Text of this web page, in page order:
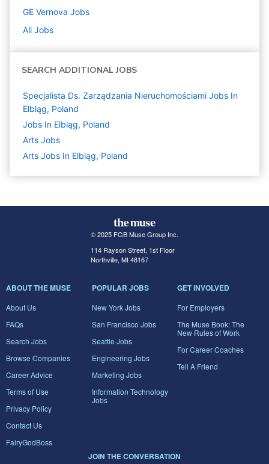
GE Vernova Jobs
All Jobs
SEARCH ADDITIONAL JOBS
Specjalista Ds. Zarządzania Nieruchomościami Jobs In
Elbląg, Poland
Jobs In Elbląg, Poland
Arts Jobs
Arts Jobs In Elbląg, Poland
© 2025 FGB Muse Group Inc.
114 Rayson Street, 1st Floor
Northville, MI 48167
ABOUT THE MUSE
About Us
FAQs
Search Jobs
Browse Companies
Career Advice
Terms of Use
Privacy Policy
Contact Us
FairyGodBoss
POPULAR JOBS
New York Jobs
San Francisco Jobs
Seattle Jobs
Engineering Jobs
Marketing Jobs
Information Technology
Jobs
GET INVOLVED
For Employers
The Muse Book: The
New Rules of Work
For Career Coaches
Tell A Friend
JOIN THE CONVERSATION